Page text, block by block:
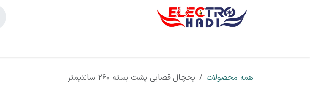
صرف نظر و مشاهده محتوا
همه محصولات یخچال قصابی پشت بسته 260 سانتیمتر